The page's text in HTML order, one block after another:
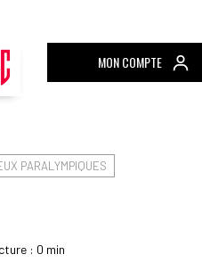
MON COMPTE
PARALYMPIQUES
: 0 min